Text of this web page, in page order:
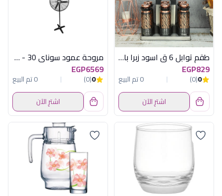
طقم توابل 6 ق اسود زبرا باستاند هابى هوم
EGP829
0
(0)
0 تم البيع
اشترِ الآن
مروحة عمود سوناي 30 - 195 وات - MA-30-S
EGP6569
0
(0)
0 تم البيع
اشترِ الآن